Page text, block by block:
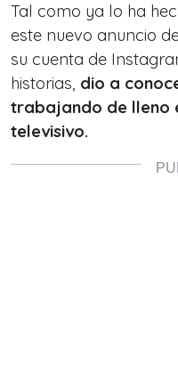
Tal como ya lo ha
este nuevo anuncio
su cuenta de
historias, dio a
trabajando de lleno
televisivo.